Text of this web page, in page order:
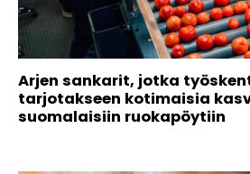
Arjen sankarit, jotka
tarjotakseen kotimaisia
suomalaisiin ruokapöytiin